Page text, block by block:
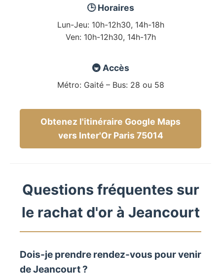
🕒 Horaires
Lun-Jeu: 10h-12h30, 14h-18h
Ven: 10h-12h30, 14h-17h
🚇 Accès
Métro: Gaité – Bus: 28 ou 58
Obtenez l'itinéraire Google Maps
vers Inter'Or Paris 75014
Questions fréquentes sur
le rachat d'or à Jeancourt
Dois-je prendre rendez-vous pour venir
de Jeancourt ?